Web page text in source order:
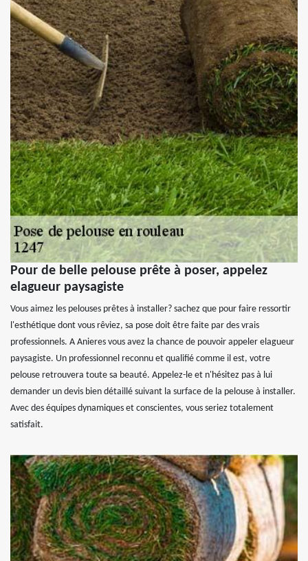
Pour de belle pelouse prête à poser, appelez
elagueur paysagiste
Vous aimez les pelouses prêtes à installer? sachez que pour faire ressortir
l'esthétique dont vous rêviez, sa pose doit être faite par des vrais
professionnels. A Anieres vous avez la chance de pouvoir appeler elagueur
paysagiste. Un professionnel reconnu et qualifié comme il est, votre
pelouse retrouvera toute sa beauté. Appelez-le et n'hésitez pas à lui
demander un devis bien détaillé suivant la surface de la pelouse à installer.
Avec des équipes dynamiques et conscientes, vous seriez totalement
satisfait.